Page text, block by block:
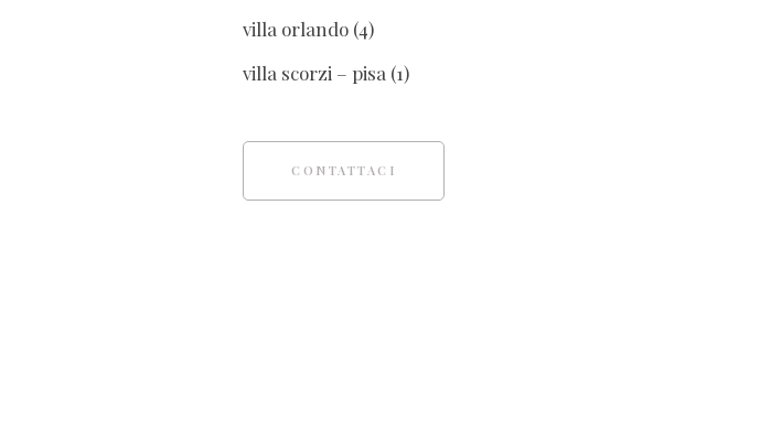
villa orlando (4)
villa scorzi – pisa (1)
CONTATTACI